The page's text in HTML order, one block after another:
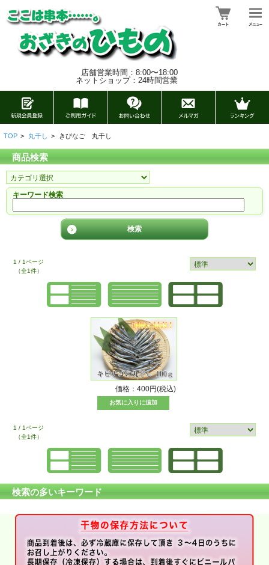
店舗営業時間：8:00〜18:00
ネットショップ：24時間営業
TOP > 丸干し > きびなご 丸干し
商品検索
キーワード検索
1 / 1ページ
（全1件）
価格：400円(税込)
1 / 1ページ
（全1件）
検索の多いキーワード